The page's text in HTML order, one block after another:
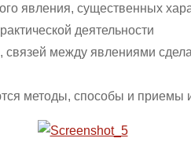
явления, существенных
деятельности
между явлениями
методы, способы и приемы